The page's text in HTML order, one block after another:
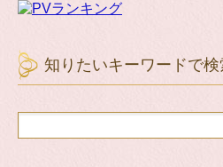
知りたいキーワードで検